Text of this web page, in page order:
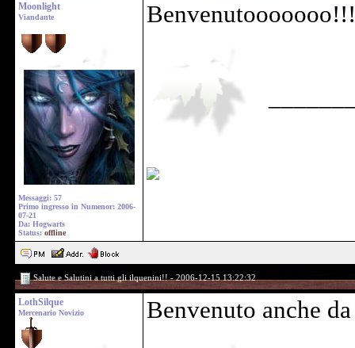
Moonlight
Viandante
Messaggi: 57
Primo ingresso in Numenor: 2006-
07-21
Da: Hogwarts
Status: offline
Salute e Salutini a tutti gli ilquenini!! - 2006-12-15 13:22:32
LothSilque
Mercenario Novizio Benvenuto anche